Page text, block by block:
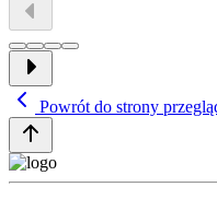
Powrót do strony